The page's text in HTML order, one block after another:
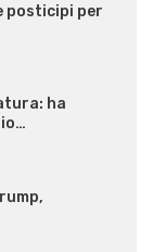
posticipi per
ha